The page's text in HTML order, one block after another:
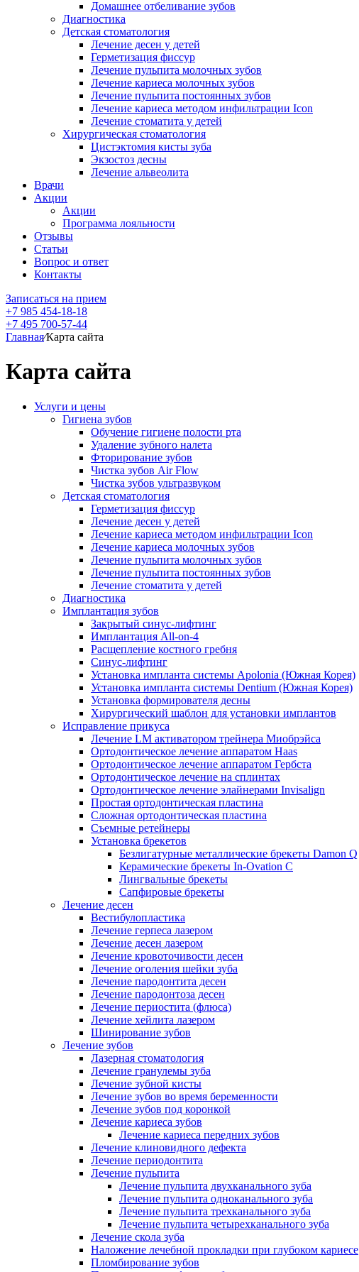
Домашнее отбеливание зубов
Диагностика
Детская стоматология
Лечение десен у детей
Герметизация фиссур
Лечение пульпита молочных зубов
Лечение кариеса молочных зубов
Лечение пульпита постоянных зубов
Лечение кариеса методом инфильтрации Icon
Лечение стоматита у детей
Хирургическая стоматология
Цистэктомия кисты зуба
Экзостоз десны
Лечение альвеолита
Врачи
Акции
Акции
Программа лояльности
Отзывы
Статьи
Вопрос и ответ
Контакты
Записаться на прием
+7 985 454-18-18
+7 495 700-57-44
Главная⁄Карта сайта
Карта сайта
Услуги и цены
Гигиена зубов
Обучение гигиене полости рта
Удаление зубного налета
Фторирование зубов
Чистка зубов Air Flow
Чистка зубов ультразвуком
Детская стоматология
Герметизация фиссур
Лечение десен у детей
Лечение кариеса методом инфильтрации Icon
Лечение кариеса молочных зубов
Лечение пульпита молочных зубов
Лечение пульпита постоянных зубов
Лечение стоматита у детей
Диагностика
Имплантация зубов
Закрытый синус-лифтинг
Имплантация All-on-4
Расщепление костного гребня
Синус-лифтинг
Установка импланта системы Apolonia (Южная Корея)
Установка импланта системы Dentium (Южная Корея)
Установка формирователя десны
Хирургический шаблон для установки имплантов
Исправление прикуса
Лечение LM активатором трейнера Миобрэйса
Ортодонтическое лечение аппаратом Haas
Ортодонтическое лечение аппаратом Гербста
Ортодонтическое лечение на сплинтах
Ортодонтическое лечение элайнерами Invisalign
Простая ортодонтическая пластина
Сложная ортодонтическая пластина
Съемные ретейнеры
Установка брекетов
Безлигатурные металлические брекеты Damon Q
Керамические брекеты In-Ovation C
Лингвальные брекеты
Сапфировые брекеты
Лечение десен
Вестибулопластика
Лечение герпеса лазером
Лечение десен лазером
Лечение кровоточивости десен
Лечение оголения шейки зуба
Лечение пародонтита десен
Лечение пародонтоза десен
Лечение периостита (флюса)
Лечение хейлита лазером
Шинирование зубов
Лечение зубов
Лазерная стоматология
Лечение гранулемы зуба
Лечение зубной кисты
Лечение зубов во время беременности
Лечение зубов под коронкой
Лечение кариеса зубов
Лечение кариеса передних зубов
Лечение клиновидного дефекта
Лечение периодонтита
Лечение пульпита
Лечение пульпита двухканального зуба
Лечение пульпита одноканального зуба
Лечение пульпита трехканального зуба
Лечение пульпита четырехканального зуба
Лечение скола зуба
Наложение лечебной прокладки при глубоком кариесе
Пломбирование зубов